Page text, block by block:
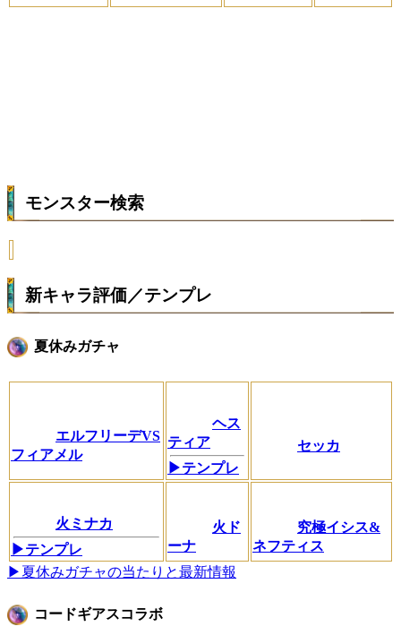
モンスター検索
新キャラ評価／テンプレ
夏休みガチャ
エルフリーデVS
フィアメル
ヘス
ティア
▶テンプレ
セッカ
火ミナカ
▶テンプレ
火ド
ーナ
究極イシス&
ネフティス
▶夏休みガチャの当たりと最新情報
コードギアスコラボ